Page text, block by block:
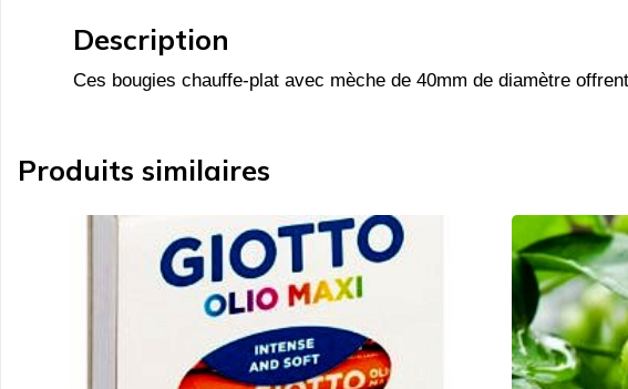
Description
Ces bougies chauffe-plat avec mèche de 40mm de diamètre
Produits similaires